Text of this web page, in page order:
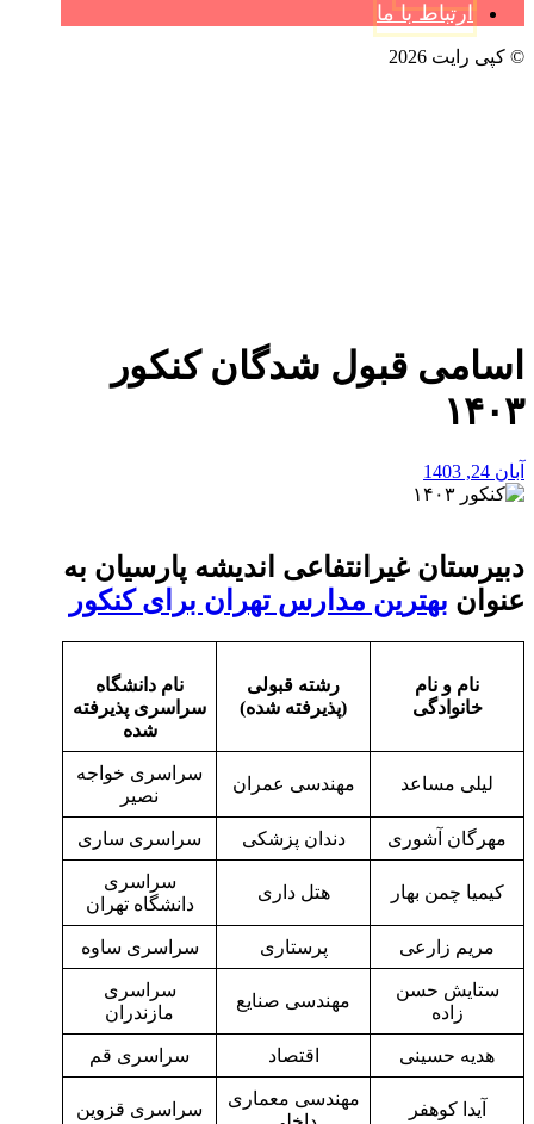
ارتباط با ما
© کپی رایت 2026
اسامی قبول شدگان کنکور
۱۴۰۳
آبان 24, 1403
دبیرستان غیرانتفاعی اندیشه پارسیان به
عنوان بهترین مدارس تهران برای کنکور
نام و نام
خانوادگی
رشته قبولی
(پذیرفته شده)
نام دانشگاه
سراسری پذیرفته
شده
لیلی مساعد مهندسی عمران
سراسری خواجه
نصیر
مهرگان آشوری دندان پزشکی سراسری ساری
کیمیا چمن بهار هتل داری
سراسری
دانشگاه تهران
مریم زارعی پرستاری سراسری ساوه
ستایش حسن
زاده
مهندسی صنایع
سراسری
مازندران
هدیه حسینی اقتصاد سراسری قم
آیدا کوهفر
مهندسی معماری
سراسری قزوین